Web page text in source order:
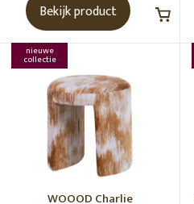
Bekijk product
nieuwe
collectie
WOOOD Charlie